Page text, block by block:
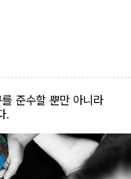
준수할 뿐만 아니라
.